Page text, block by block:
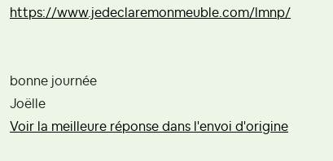
https://www.jedeclaremonmeuble.com/lmnp/
bonne journée
Joëlle
Voir la meilleure réponse dans l'envoi d'origine